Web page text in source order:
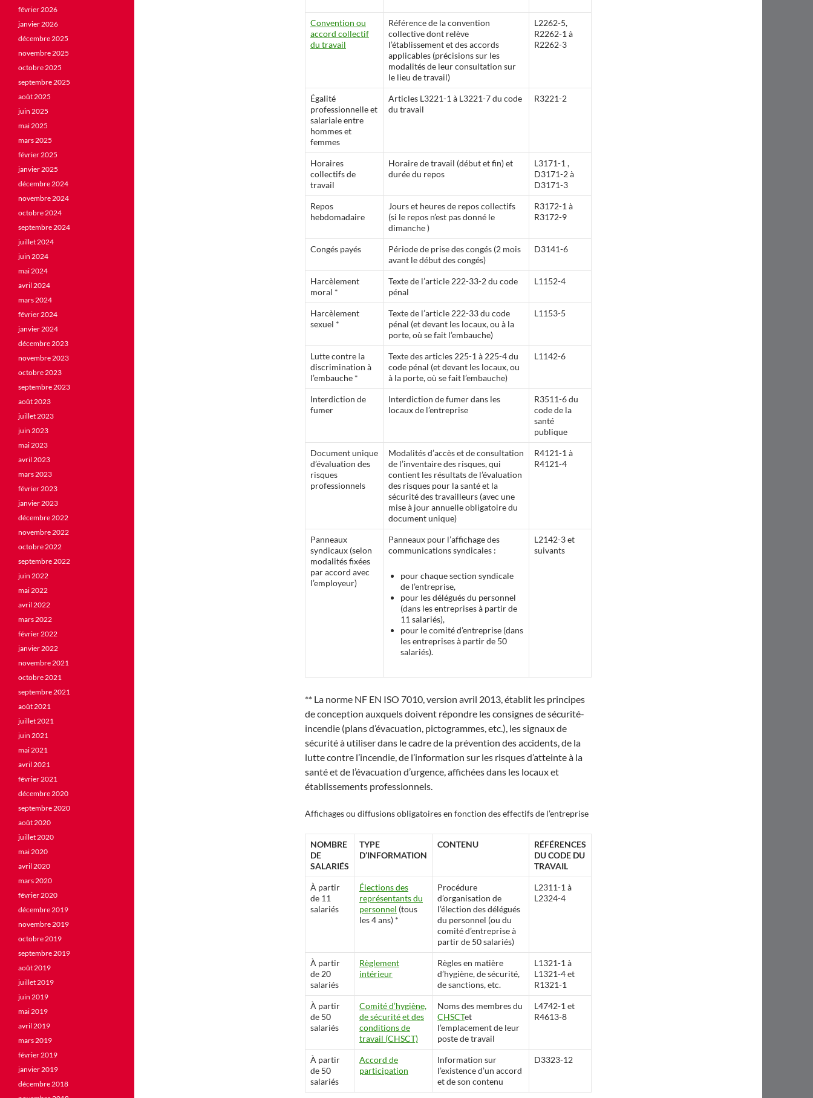
Convention ou
accord collectif
du travail
Référence de la convention
collective dont relève
l’établissement et des accords
applicables (précisions sur les
modalités de leur consultation sur
le lieu de travail)
L2262-5,
R2262-1 à
R2262-3
Égalité
professionnelle et
salariale entre
hommes et
femmes
Articles L3221-1 à L3221-7 du code
du travail
R3221-2
Horaires
collectifs de
travail
Horaire de travail (début et fin) et
durée du repos
L3171-1 ,
D3171-2 à
D3171-3
Repos
hebdomadaire
Jours et heures de repos collectifs
(si le repos n’est pas donné le
dimanche )
R3172-1 à
R3172-9
Congés payés
Période de prise des congés (2 mois
avant le début des congés)
D3141-6
Harcèlement
moral *
Texte de l’article 222-33-2 du code
pénal
L1152-4
Harcèlement
sexuel *
Texte de l’article 222-33 du code
pénal (et devant les locaux, ou à la
porte, où se fait l’embauche)
L1153-5
Lutte contre la
discrimination à
l’embauche *
Texte des articles 225-1 à 225-4 du
code pénal (et devant les locaux, ou
à la porte, où se fait l’embauche)
L1142-6
Interdiction de
fumer
Interdiction de fumer dans les
locaux de l’entreprise
R3511-6 du
code de la
santé
publique
Document unique
d’évaluation des
risques
professionnels
Modalités d’accès et de consultation
de l’inventaire des risques, qui
contient les résultats de l’évaluation
des risques pour la santé et la
sécurité des travailleurs (avec une
mise à jour annuelle obligatoire du
document unique)
R4121-1 à
R4121-4
Panneaux
syndicaux (selon
modalités fixées
par accord avec
l’employeur)
Panneaux pour l’affichage des
communications syndicales :
pour chaque section syndicale
de l’entreprise,
pour les délégués du personnel
(dans les entreprises à partir de
11 salariés),
pour le comité d’entreprise (dans
les entreprises à partir de 50
salariés).
L2142-3 et
suivants
** La norme NF EN ISO 7010, version avril 2013, établit les principes
de conception auxquels doivent répondre les consignes de sécurité-
incendie (plans d’évacuation, pictogrammes, etc.), les signaux de
sécurité à utiliser dans le cadre de la prévention des accidents, de la
lutte contre l’incendie, de l’information sur les risques d’atteinte à la
santé et de l’évacuation d’urgence, affichées dans les locaux et
établissements professionnels.
Affichages ou diffusions obligatoires en fonction des effectifs de l’entreprise
NOMBRE
DE
SALARIÉS
TYPE
D’INFORMATION
CONTENU
RÉFÉRENCES
DU CODE DU
TRAVAIL
À partir
de 11
salariés
Élections des
représentants du
personnel (tous
les 4 ans) *
Procédure
d’organisation de
l’élection des délégués
du personnel (ou du
comité d’entreprise à
partir de 50 salariés)
L2311-1 à
L2324-4
À partir
de 20
salariés
Règlement
intérieur
Règles en matière
d’hygiène, de sécurité,
de sanctions, etc.
L1321-1 à
L1321-4 et
R1321-1
À partir
de 50
salariés
Comité d’hygiène,
de sécurité et des
conditions de
travail (CHSCT)
Noms des membres du
CHSCTet
l’emplacement de leur
poste de travail
L4742-1 et
R4613-8
À partir
de 50
salariés
Accord de
participation
Information sur
l’existence d’un accord
et de son contenu
D3323-12
février 2026
janvier 2026
décembre 2025
novembre 2025
octobre 2025
septembre 2025
août 2025
juin 2025
mai 2025
mars 2025
février 2025
janvier 2025
décembre 2024
novembre 2024
octobre 2024
septembre 2024
juillet 2024
juin 2024
mai 2024
avril 2024
mars 2024
février 2024
janvier 2024
décembre 2023
novembre 2023
octobre 2023
septembre 2023
août 2023
juillet 2023
juin 2023
mai 2023
avril 2023
mars 2023
février 2023
janvier 2023
décembre 2022
novembre 2022
octobre 2022
septembre 2022
juin 2022
mai 2022
avril 2022
mars 2022
février 2022
janvier 2022
novembre 2021
octobre 2021
septembre 2021
août 2021
juillet 2021
juin 2021
mai 2021
avril 2021
février 2021
décembre 2020
septembre 2020
août 2020
juillet 2020
mai 2020
avril 2020
mars 2020
février 2020
décembre 2019
novembre 2019
octobre 2019
septembre 2019
août 2019
juillet 2019
juin 2019
mai 2019
avril 2019
mars 2019
février 2019
janvier 2019
décembre 2018